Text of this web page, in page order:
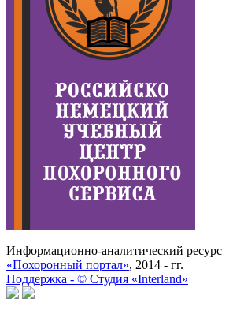
Информационно-аналитический ресурс
«Похоронный портал», 2014 - гг.
Поддержка - © Cтудия «Interland»